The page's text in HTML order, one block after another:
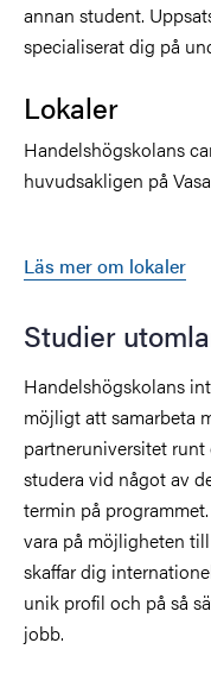
annan student.
specialiserat dig på
Lokaler
Handelshögskolans
huvudsakligen på
Läs mer om lokaler
Studier
Handelshögskolans
möjligt att samarbeta
partneruniversitet
studera vid något av
termin på
vara på möjligheten
skaffar dig
unik profil och på så
jobb.